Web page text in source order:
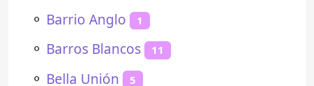
⚬ Barrio Anglo 1
⚬ Barros Blancos 11
⚬ Bella Unión 5